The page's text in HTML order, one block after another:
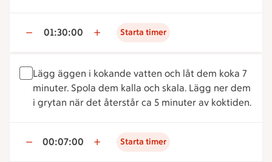
01:30:00 Starta timer
Lägg äggen i kokande vatten och låt dem koka 7
minuter. Spola dem kalla och skala. Lägg ner dem
i grytan när det återstår ca 5 minuter av koktiden.
00:07:00 Starta timer